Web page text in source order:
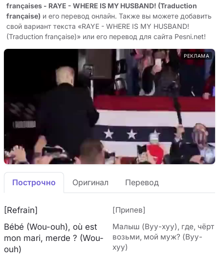
françaises - RAYE - WHERE IS MY HUSBAND! (Traduction
française) и его перевод онлайн. Также вы можете добавить
свой вариант текста «RAYE - WHERE IS MY HUSBAND!
(Traduction française)» или его перевод для сайта Pesni.net!
РЕКЛАМА
Построчно Оригинал Перевод
[Refrain] [Припев]
Bébé (Wou-ouh), où est
mon mari, merde ? (Wou-
ouh)
Малыш (Вуу-хуу), где, чёрт
возьми, мой муж? (Вуу-
хуу)